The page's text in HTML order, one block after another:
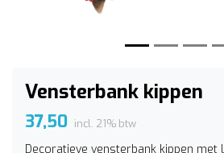
Vensterbank kippen
37,50 incl. 21% btw
Decoratieve vensterbank kippen met